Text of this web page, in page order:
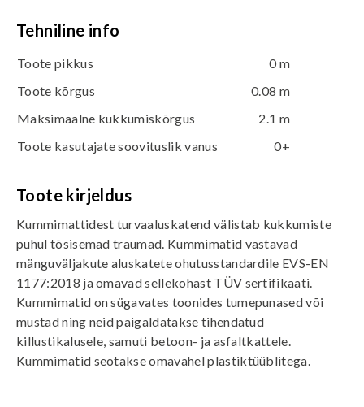
Tehniline info
Toote pikkus
0 m
Toote kõrgus
0.08 m
Maksimaalne kukkumiskõrgus
2.1 m
Toote kasutajate soovituslik vanus
0+
Toote kirjeldus
Kummimattidest turvaaluskatend välistab kukkumiste
puhul tõsisemad traumad. Kummimatid vastavad
mänguväljakute aluskatete ohutusstandardile EVS-EN
1177:2018 ja omavad sellekohast TÜV sertifikaati.
Kummimatid on sügavates toonides tumepunased või
mustad ning neid paigaldatakse tihendatud
killustikalusele, samuti betoon- ja asfaltkattele.
Kummimatid seotakse omavahel plastiktüüblitega.